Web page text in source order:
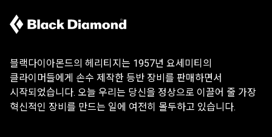
블랙다이아몬드의 헤리티지는 1957년 요세미티의
클라이머들에게 손수 제작한 등반 장비를 판매하면서
시작되었습니다. 오늘 우리는 당신을 정상으로 이끌어 줄 가장
혁신적인 장비를 만드는 일에 여전히 몰두하고 있습니다.